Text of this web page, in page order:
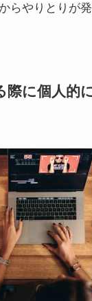
らやりとりが
際に個人的